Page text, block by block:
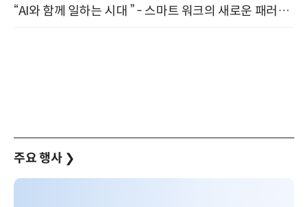
“AI와 함께 일하는 시대 ” - 스마트 워크의 새로운 패러다임 (9/11)
주요 행사 ❯